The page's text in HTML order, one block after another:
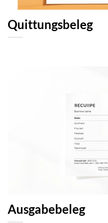
Quittungsbeleg
Ausgabebeleg